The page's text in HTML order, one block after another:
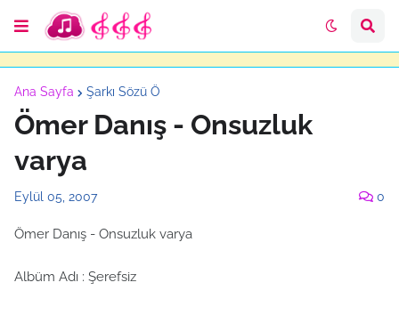
Ana Sayfa Şarkı Sözü Ö
Ömer Danış - Onsuzluk
varya
Eylül 05, 2007 0
Ömer Danış - Onsuzluk varya
Albüm Adı : Şerefsiz